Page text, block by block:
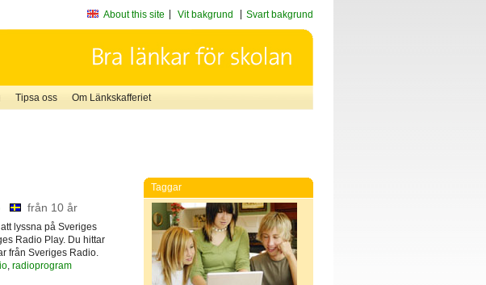
About this site Vit bakgrund Svart bakgrund
Tipsa oss Om Länkskafferiet
från 10 år
lyssna på Sveriges
Radio Play. Du hittar
från Sveriges Radio.
, radioprogram
Taggar